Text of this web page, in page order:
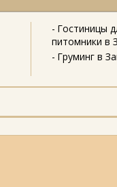
Гостиницы
питомники в
Груминг в